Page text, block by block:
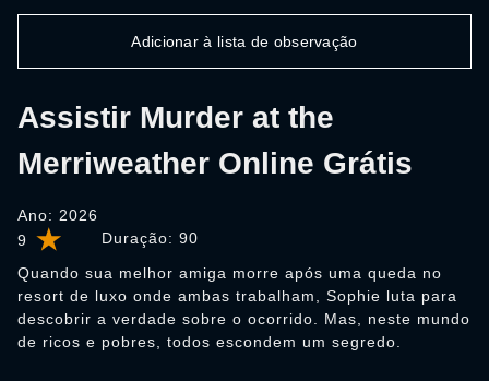
9 Duração: 90
Assistir Murder at the
Merriweather Online Grátis
Ano: 2026
Quando sua melhor amiga morre após uma queda no
resort de luxo onde ambas trabalham, Sophie luta para
descobrir a verdade sobre o ocorrido. Mas, neste mundo
de ricos e pobres, todos escondem um segredo.
Adicionar à lista de observação